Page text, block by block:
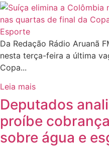
Esporte
Da Redação Rádio Aruanã
nesta terça-feira a última
Copa...
Leia mais
Deputados
proíbe
sobre água e